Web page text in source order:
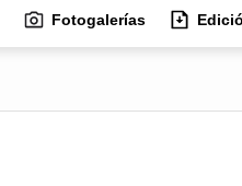
Fotogalerías